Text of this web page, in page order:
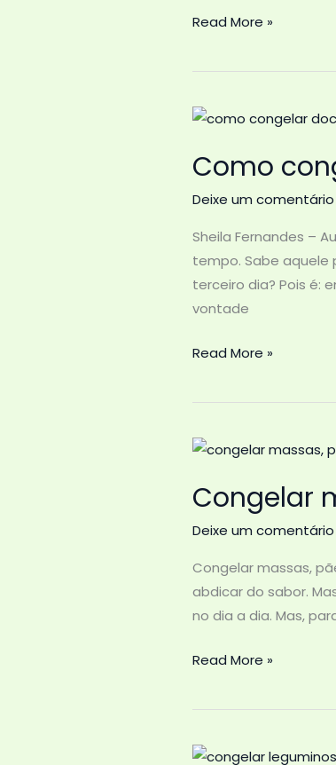
Aromatizador
de
Read More »
Como
Deixe um comentário
Sheila Fernandes –
tempo. Sabe aquele
terceiro dia? Pois é:
vontade
Como
doces
sobremesas
Read More »
Congelar
Deixe um comentário
Congelar massas,
abdicar do sabor.
no dia a dia. Mas,
Congelar
pães
assados
Read More »